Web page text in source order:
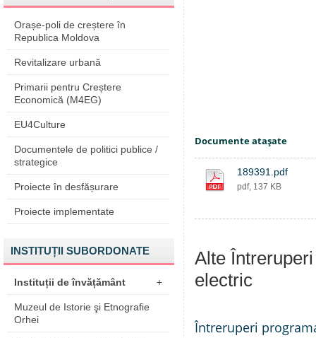
Orașe-poli de creștere în
Republica Moldova
Revitalizare urbană
Primarii pentru Creștere
Economică (M4EG)
EU4Culture
Documentele de politici publice /
strategice
Proiecte în desfășurare
Proiecte implementate
INSTITUȚII SUBORDONATE
Instituții de învățământ +
Muzeul de Istorie şi Etnografie
Orhei
Documente ataşate
189391.pdf
pdf, 137 KB
Alte
electric
Întreruperi